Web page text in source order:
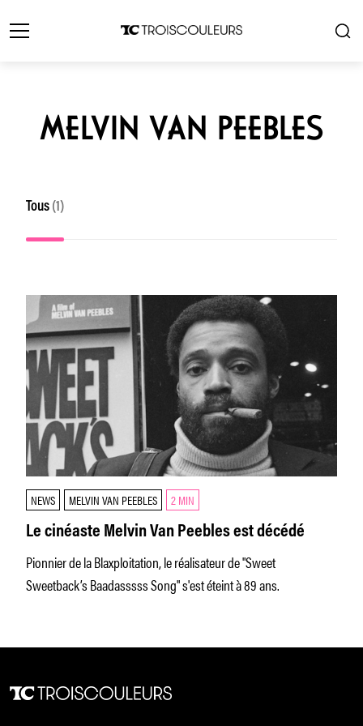
MELVIN VAN PEEBLES
Tous (1)
NEWS MELVIN VAN PEEBLES 2 MIN
Le cinéaste Melvin Van Peebles est décédé
Pionnier de la Blaxploitation, le réalisateur de "Sweet
Sweetback’s Baadasssss Song" s'est éteint à 89 ans.